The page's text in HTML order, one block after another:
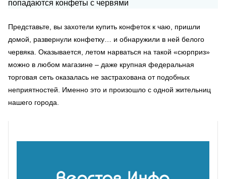
Представьте, вы захотели купить конфеток к чаю, пришли
домой, развернули конфетку… и обнаружили в ней белого
червяка. Оказывается, летом нарваться на такой «сюрприз»
можно в любом магазине – даже крупная федеральная
торговая сеть оказалась не застрахована от подобных
неприятностей. Именно это и произошло с одной жительниц
нашего города.